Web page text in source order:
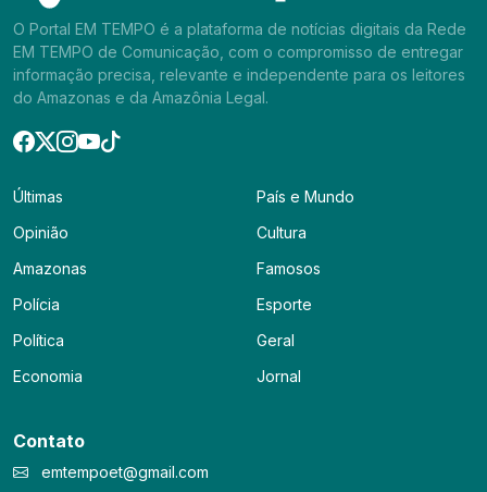
O Portal EM TEMPO é a plataforma de notícias digitais da Rede
EM TEMPO de Comunicação, com o compromisso de entregar
informação precisa, relevante e independente para os leitores
do Amazonas e da Amazônia Legal.
Últimas
Opinião
Amazonas
Polícia
Política
Economia
País e Mundo
Cultura
Famosos
Esporte
Geral
Jornal
Contato
emtempoet@gmail.com